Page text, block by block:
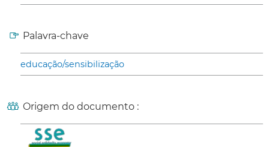
Palavra-chave
educação/sensibilização
Origem do documento :